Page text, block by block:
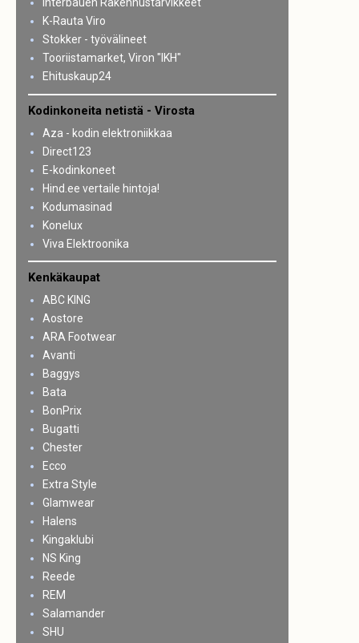
K-Rauta Viro
Stokker - työvälineet
Tooriistamarket, Viron "IKH"
Ehituskaup24
Kodinkoneita netistä - Virosta
Aza - kodin elektroniikkaa
Direct123
E-kodinkoneet
Hind.ee vertaile hintoja!
Kodumasinad
Konelux
Viva Elektroonika
Kenkäkaupat
ABC KING
Aostore
ARA Footwear
Avanti
Baggys
Bata
BonPrix
Bugatti
Chester
Ecco
Extra Style
Glamwear
Halens
Kingaklubi
NS King
Reede
REM
Salamander
SHU